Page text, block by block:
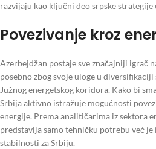
razvijaju kao ključni deo srpske strategije
Povezivanje kroz
Azerbejdžan postaje sve značajniji igrač
posebno zbog svoje uloge u diversifikaciji
Južnog energetskog koridora. Kako bi
Srbija aktivno istražuje mogućnosti
energije. Prema analitičarima iz sektora
predstavlja samo tehničku potrebu već
stabilnosti za Srbiju.